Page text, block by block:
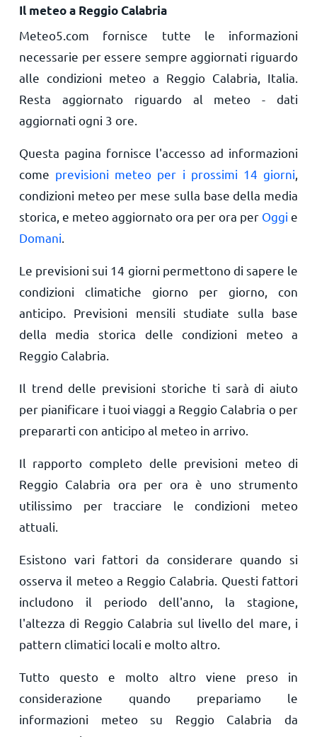
Il meteo a Reggio Calabria
Meteo5.com fornisce tutte le informazioni
necessarie per essere sempre aggiornati riguardo
alle condizioni meteo a Reggio Calabria, Italia.
Resta aggiornato riguardo al meteo - dati
aggiornati ogni 3 ore.
Questa pagina fornisce l'accesso ad informazioni
come previsioni meteo per i prossimi 14 giorni
condizioni meteo per mese sulla base della media
storica, e meteo aggiornato ora per ora per Oggi e
Domani
Le previsioni sui 14 giorni permettono di sapere le
condizioni climatiche giorno per giorno, con
anticipo. Previsioni mensili studiate sulla base
della media storica delle condizioni meteo a
Reggio Calabria.
Il trend delle previsioni storiche ti sarà di aiuto
per pianificare i tuoi viaggi a Reggio Calabria o per
prepararti con anticipo al meteo in arrivo.
Il rapporto completo delle previsioni meteo di
Reggio Calabria ora per ora è uno strumento
utilissimo per tracciare le condizioni meteo
attuali.
Esistono vari fattori da considerare quando si
osserva il meteo a Reggio Calabria. Questi fattori
includono il periodo dell'anno, la stagione,
l'altezza di Reggio Calabria sul livello del mare, i
pattern climatici locali e molto altro.
Tutto questo e molto altro viene preso in
considerazione quando prepariamo le
informazioni meteo su Reggio Calabria da